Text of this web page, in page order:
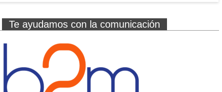
Te ayudamos con la comunicación